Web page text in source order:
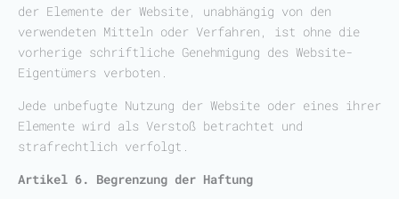
der Elemente der Website, unabhängig von den
verwendeten Mitteln oder Verfahren, ist ohne die
vorherige schriftliche Genehmigung des Website-
Eigentümers verboten.
Jede unbefugte Nutzung der Website oder eines ihrer
Elemente wird als Verstoß betrachtet und
strafrechtlich verfolgt.
Artikel 6. Begrenzung der Haftung